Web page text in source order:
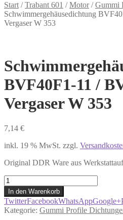
Start /Trabant 601 /Motor/Gummi
Schwimmergehäusedichtung
Vergaser W 353
BVF40F1-11 /
Vergaser W 353
7,14 €
inkl. 19 % MwSt. zzgl.
Original DDR Ware aus
Schwimmergehäusedichtung
BVF40F1-
11
/
BVF40F2-
In den Warenkorb
TwitterFacebookWhatsAppGoogle+
Kategorie: Gummi Profile